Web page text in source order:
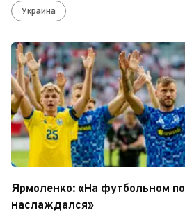
Украина
Ярмоленко: «На футбольном
наслаждался»